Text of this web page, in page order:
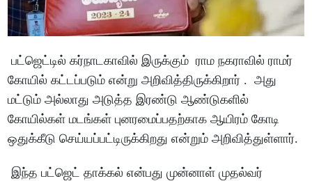
பட்ஜெட்டில் கர்நாடகாவில் இருக்கும் ராம நகராவில் ராமர்
கோயில் கட்டப்படும் என்று அறிவித்திருக்கிறார் . அது
மட்டும் அல்லாது அடுத்த இரண்டு ஆண்டுகளில்
கோயில்கள் மடங்கள் புனரமைப்பதற்காக ஆயிரம் கோடி
ஒதுக்கீடு செய்யப்பட்டிருக்கிறது என்றும் அறிவித்துள்ளார்.
இந்த பட்ஜெட் தாக்கல் என்பது முன்னாள் முதல்வர்